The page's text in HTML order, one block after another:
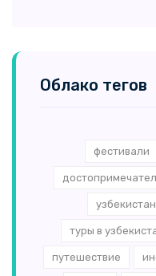
Облако тегов
фестивали
узбекистан
туры в
путешествие